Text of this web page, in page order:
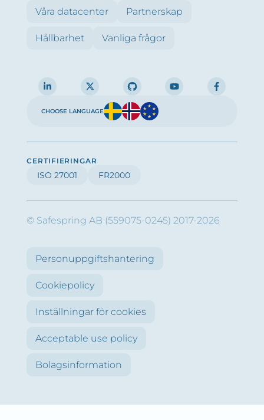
Våra datacenter Partnerskap
Hållbarhet Vanliga frågor
CHOOSE LANGUAGE
CERTIFIERINGAR
ISO 27001 FR2000
© Safespring AB (559075-0245) 2017-2026
Personuppgiftshantering
Cookiepolicy
Inställningar för cookies
Acceptable use policy
Bolagsinformation